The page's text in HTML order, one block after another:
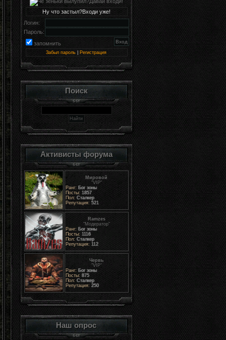
Ну что застыл?Входи уже!
Логин:
Пароль:
запомнить
Забыл пароль Регистрация
Поиск
Активисты форума
Мировой
"VIP"
Ранг: Бог зоны
Посты: 1857
Пол: Сталкер
Репутация: 521
Ramzes
"Модератор"
Ранг: Бог зоны
Посты: 1116
Пол: Сталкер
Репутация: 112
Червь
"VIP"
Ранг: Бог зоны
Посты: 875
Пол: Сталкер
Репутация: 250
Наш опрос